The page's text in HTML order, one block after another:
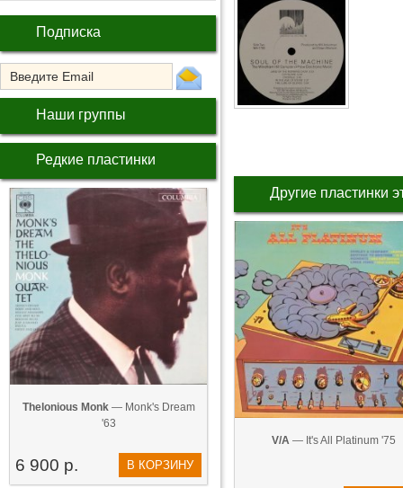
Подписка
Наши группы
Редкие пластинки
Thelonious Monk— Monk's Dream
'63
6 900 р. В КОРЗИНУ
Другие пластинки
V/A— It's All Platinum '75